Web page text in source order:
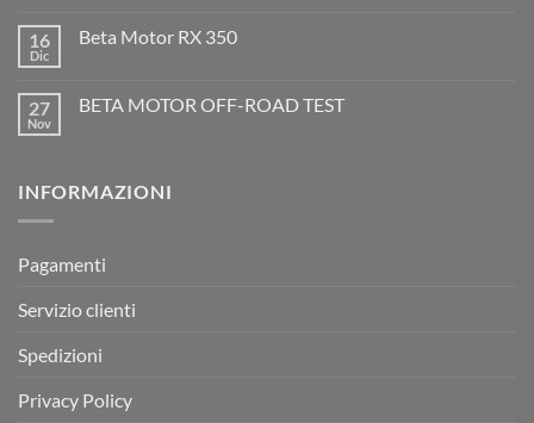
2026:
è
arrivata
su
Motocross
è
16
Dic
Beta Motor RX 350
Beta
27
Nov
BETA MOTOR OFF-ROAD TEST
MOTOR
INFORMAZIONI
Pagamenti
Servizio clienti
Spedizioni
Privacy Policy